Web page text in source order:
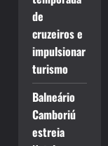
de
cruzeiros e
impulsionar
turismo
Balneário
Camboriú
estreia